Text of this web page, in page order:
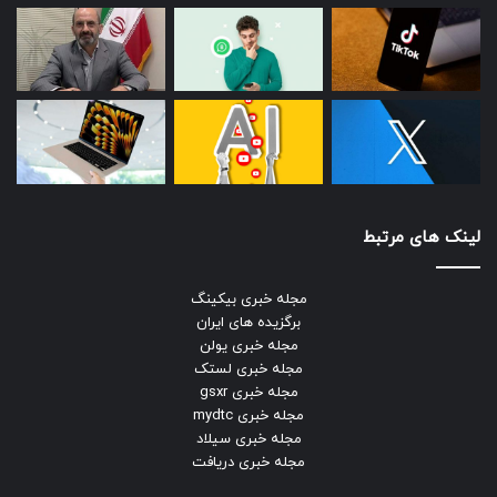
باتوجه به توسعه روز افزون تکنولوژی و حرکت کسب و کارهای
بزرگ به سمت حوزه اینترنت، قطعا نیاز به متخصص و برنامه
نویس سی شارپ رو به افزایش خواهد بود. از جمله وبسایت‌های
طراحی شده با کمک C# می‌توان به وبسایت اصلی شرکت
مایکروسافت، وبسایت برندهای Loreal، Kawasaki، وبسایت
Godaddy اشاره کرد. اگر یادگیری زبان C# برای شما سخت است و
فقط نیاز به انجام پروژه‌ای با این زبان دارید، نگران نباشید؛
فریلنسری مشغول هستند و می‌توانید با خیال آسوده پروژه خود را
برون سپاری کنید.
است. پی اچ پی قابلیت اجرا در پلتفرم‌های مختلف از جمله ویندوز،
مکینتاش و لینوکس را دارد.
لینک های مرتبط
مجله خبری بیکینگ
برگزیده های ایران
مجله خبری یولن
مجله خبری لستک
مجله خبری gsxr
مجله خبری mydtc
مجله خبری سیلاد
مجله خبری دریافت